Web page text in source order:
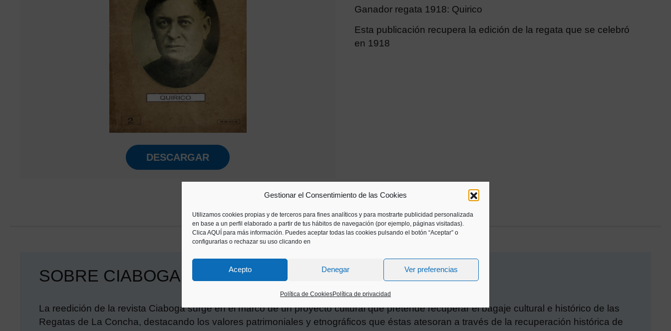
Gestionar el Consentimiento de las Cookies
Utilizamos cookies propias y de terceros para fines analíticos y para mostrarte publicidad personalizada
en base a un perfil elaborado a partir de tus hábitos de navegación (por ejemplo, páginas visitadas).
Clica AQUÍ para más información. Puedes aceptar todas las cookies pulsando el botón “Aceptar” o
configurarlas o rechazar su uso clicando en
Acepto Denegar Ver preferencias
Política de CookiesPolítica de privacidad
DESCARGAR
Ganador regata 1918: Quirico
Esta publicación recupera la edición de la regata que se celebró
en 1918
SOBRE CIABOGA
La reedición de la revista Ciaboga surge en el marco de un proyecto cultural que pretende recuperar el bagaje cultural e histórico de las
Regatas de La Concha, destacando los valores patrimoniales y etnográficos que éstas atesoran a través de la recuperación histórica de